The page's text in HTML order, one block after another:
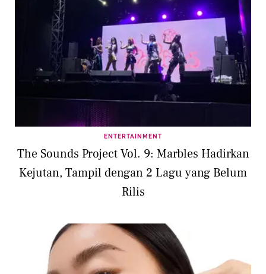
ENTERTAINMENT
The Sounds Project Vol. 9: Marbles Hadirkan
Kejutan, Tampil dengan 2 Lagu yang Belum
Rilis